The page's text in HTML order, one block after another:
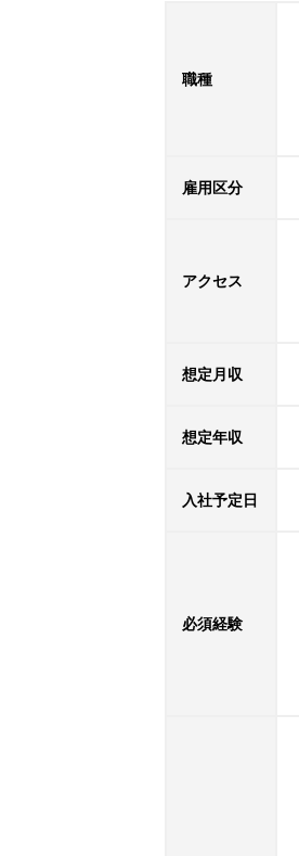
職種
雇用区分
アクセス
想定月収
想定年収
入社予定日
必須経験